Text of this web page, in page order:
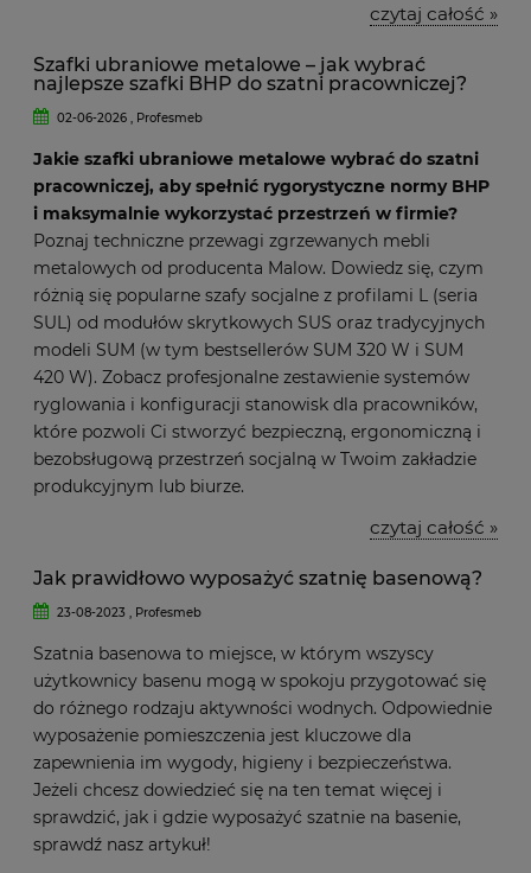
czytaj całość »
Szafki ubraniowe metalowe – jak wybrać
najlepsze szafki BHP do szatni pracowniczej?
02-06-2026 , Profesmeb
Jakie szafki ubraniowe metalowe wybrać do szatni
pracowniczej, aby spełnić rygorystyczne normy BHP
i maksymalnie wykorzystać przestrzeń w firmie?
Poznaj techniczne przewagi zgrzewanych mebli
metalowych od producenta Malow. Dowiedz się, czym
różnią się popularne szafy socjalne z profilami L (seria
SUL) od modułów skrytkowych SUS oraz tradycyjnych
modeli SUM (w tym bestsellerów SUM 320 W i SUM
420 W). Zobacz profesjonalne zestawienie systemów
ryglowania i konfiguracji stanowisk dla pracowników,
które pozwoli Ci stworzyć bezpieczną, ergonomiczną i
bezobsługową przestrzeń socjalną w Twoim zakładzie
produkcyjnym lub biurze.
czytaj całość »
Jak prawidłowo wyposażyć szatnię basenową?
23-08-2023 , Profesmeb
Szatnia basenowa to miejsce, w którym wszyscy
użytkownicy basenu mogą w spokoju przygotować się
do różnego rodzaju aktywności wodnych. Odpowiednie
wyposażenie pomieszczenia jest kluczowe dla
zapewnienia im wygody, higieny i bezpieczeństwa.
Jeżeli chcesz dowiedzieć się na ten temat więcej i
sprawdzić, jak i gdzie wyposażyć szatnie na basenie,
sprawdź nasz artykuł!